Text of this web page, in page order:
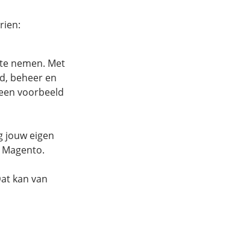
nemen. Met
beheer en
voorbeeld
jouw eigen
kan van